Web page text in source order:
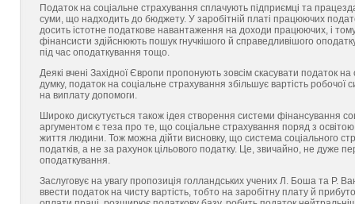
Податок на соціальне страхування сплачують підприємці та
суми, що надходить до бюджету. У заробітній платі працюючих
досить істотне податкове навантаження на доходи працюючих, і
фінансисти здійснюють пошук гнучкішого й справедливішого
під час оподаткування тощо.
Деякі вчені Західної Європи пропонують зовсім скасувати податок
думку, податок на соціальне страхування збільшує вартість
на виплату допомоги.
Широко дискутується також ідея створення системи фінансування
аргументом є теза про те, що соціальне страхування поряд з
життя людини. Тож можна дійти висновку, що система соціального
податків, а не за рахунок цільового податку. Це, звичайно, не дуже
оподаткування.
Заслуговує на увагу пропозиція голландських учених Л. Боша та Р.
ввести податок на чисту вартість, тобто на заробітну плату й